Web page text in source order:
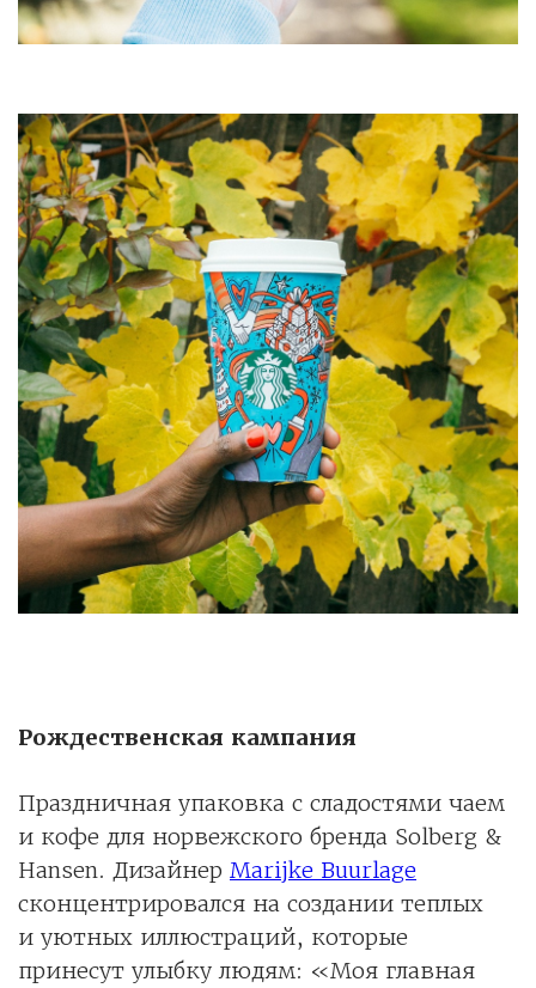
Рождественская кампания
Праздничная упаковка с сладостями чаем
и кофе для норвежского бренда Solberg &
Hansen. Дизайнер Marijke Buurlage
сконцентрировался на создании теплых
и уютных иллюстраций, которые
принесут улыбку людям: «Моя главная